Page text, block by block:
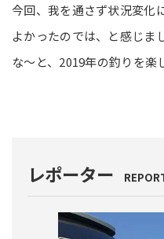
今回、我を通さず状況変化
よかったのでは、と感じま
な～と、2019年の釣りを楽
レポーター